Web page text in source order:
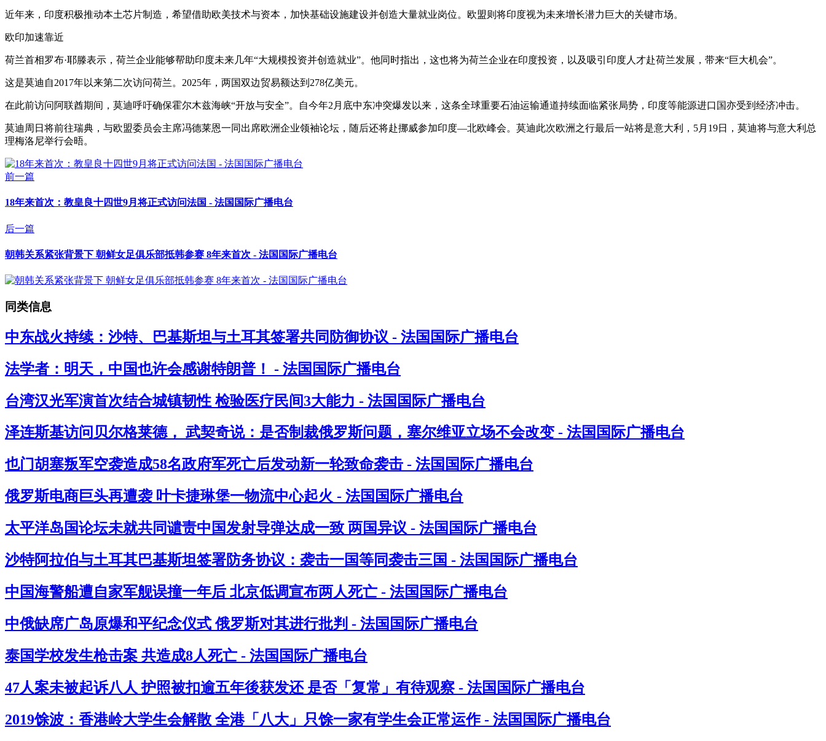
近年来，印度积极推动本土芯片制造，希望借助欧美技术与资本，加快基础设施建设并创造大量就业岗位。欧盟则将印度视为未来增长潜力巨大的关键市场。
欧印加速靠近
荷兰首相罗布·耶滕表示，荷兰企业能够帮助印度未来几年“大规模投资并创造就业”。他同时指出，这也将为荷兰企业在印度投资，以及吸引印度人才赴荷兰发展，带来“巨大机会”。
这是莫迪自2017年以来第二次访问荷兰。2025年，两国双边贸易额达到278亿美元。
在此前访问阿联酋期间，莫迪呼吁确保霍尔木兹海峡“开放与安全”。自今年2月底中东冲突爆发以来，这条全球重要石油运输通道持续面临紧张局势，印度等能源进口国亦受到经济冲击。
莫迪周日将前往瑞典，与欧盟委员会主席冯德莱恩一同出席欧洲企业领袖论坛，随后还将赴挪威参加印度—北欧峰会。莫迪此次欧洲之行最后一站将是意大利，5月19日，莫迪将与意大利总
理梅洛尼举行会晤。
前一篇
18年来首次：教皇良十四世9月将正式访问法国 - 法国国际广播电台
后一篇
朝韩关系紧张背景下 朝鲜女足俱乐部抵韩参赛 8年来首次 - 法国国际广播电台
同类信息
中东战火持续：沙特、巴基斯坦与土耳其签署共同防御协议 - 法国国际广播电台
法学者：明天，中国也许会感谢特朗普！ - 法国国际广播电台
台湾汉光军演首次结合城镇韧性 检验医疗民间3大能力 - 法国国际广播电台
泽连斯基访问贝尔格莱德， 武契奇说：是否制裁俄罗斯问题，塞尔维亚立场不会改变 - 法国国际广播电台
也门胡塞叛军空袭造成58名政府军死亡后发动新一轮致命袭击 - 法国国际广播电台
俄罗斯电商巨头再遭袭 叶卡捷琳堡一物流中心起火 - 法国国际广播电台
太平洋岛国论坛未就共同谴责中国发射导弹达成一致 两国异议 - 法国国际广播电台
沙特阿拉伯与土耳其巴基斯坦签署防务协议：袭击一国等同袭击三国 - 法国国际广播电台
中国海警船遭自家军舰误撞一年后 北京低调宣布两人死亡 - 法国国际广播电台
中俄缺席广岛原爆和平纪念仪式 俄罗斯对其进行批判 - 法国国际广播电台
泰国学校发生枪击案 共造成8人死亡 - 法国国际广播电台
47人案未被起诉八人 护照被扣逾五年後获发还 是否「复常」有待观察 - 法国国际广播电台
2019馀波：香港岭大学生会解散 全港「八大」只馀一家有学生会正常运作 - 法国国际广播电台